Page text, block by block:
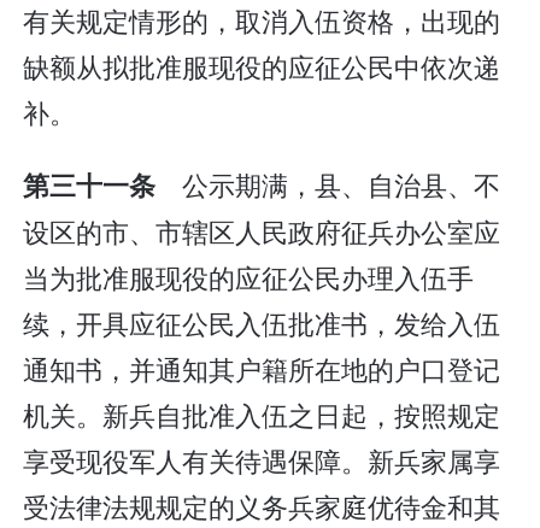
有关规定情形的，取消入伍资格，出现的
缺额从拟批准服现役的应征公民中依次递
补。
第三十一条 公示期满，县、自治县、不
设区的市、市辖区人民政府征兵办公室应
当为批准服现役的应征公民办理入伍手
续，开具应征公民入伍批准书，发给入伍
通知书，并通知其户籍所在地的户口登记
机关。新兵自批准入伍之日起，按照规定
享受现役军人有关待遇保障。新兵家属享
受法律法规规定的义务兵家庭优待金和其